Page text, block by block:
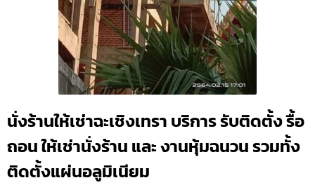
นั่งร้านให้เช่าฉะเชิงเทรา บริการ รับติดตั้ง รื้อ
ถอน ให้เช่านั่งร้าน และ งานหุ้มฉนวน รวมทั้ง
ติดตั้งแผ่นอลูมิเนียม